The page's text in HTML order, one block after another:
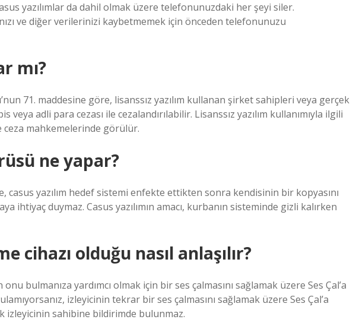
yazılımlar da dahil olmak üzere telefonunuzdaki her şeyi siler.
ve diğer verilerinizi kaybetmemek için önceden telefonunuzu
mı?
71. maddesine göre, lisanssız yazılım kullanan şirket sahipleri veya gerçek
veya adli para cezası ile cezalandırılabilir. Lisanssız yazılım kullanımıyla ilgili
ceza mahkemelerinde görülür.
ne yapar?
casus yazılım hedef sistemi enfekte ettikten sonra kendisinin bir kopyasını
ihtiyaç duymaz. Casus yazılımın amacı, kurbanın sisteminde gizli kalırken
cihazı olduğu nasıl anlaşılır?
onu bulmanıza yardımcı olmak için bir ses çalmasını sağlamak üzere Ses Çal’a
izleyicinin tekrar bir ses çalmasını sağlamak üzere Ses Çal’a
izleyicinin sahibine bildirimde bulunmaz.